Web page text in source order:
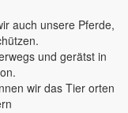
auch unsere Pferde,
und gerätst in
wir das Tier orten